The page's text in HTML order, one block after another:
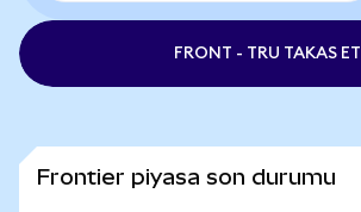
FRONT - TRU TAKAS ET
Frontier piyasa son durumu